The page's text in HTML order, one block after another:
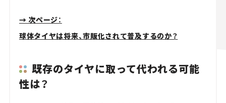
→ 次ページ：
球体タイヤは将来、市販化されて普及するのか？
既存のタイヤに取って代われる可能
性は？